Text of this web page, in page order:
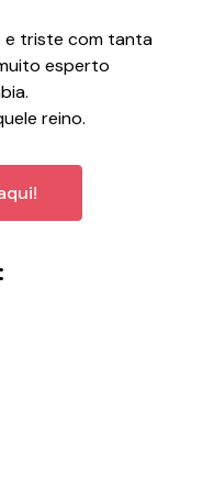
e triste com tanta
esperto
reino.